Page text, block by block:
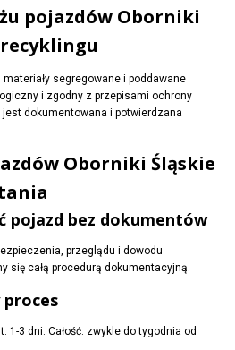
pojazdów Oborniki
recyklingu
segregowane i poddawane
i zgodny z przepisami ochrony
dokumentowana i potwierdzana
Oborniki Śląskie
pojazd bez dokumentów
przeglądu i dowodu
się całą procedurą dokumentacyjną.
proces
1-3 dni. Całość: zwykle do tygodnia od